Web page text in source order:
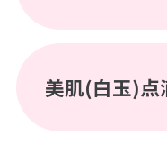
美肌(白玉)点